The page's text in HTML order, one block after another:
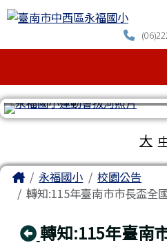
跳至主內容區
臺南市中西區永福國
大
主內容區域
Home永福國小
校園公告
轉知:115年臺南市市長盃全
回上頁
轉知:115年臺南
頁尾區域